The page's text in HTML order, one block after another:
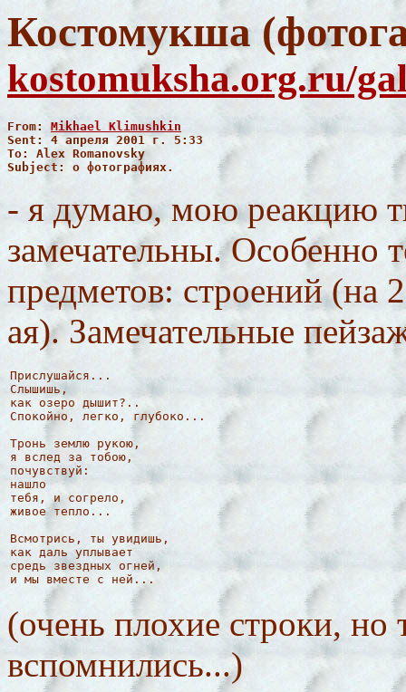
Костомукша
kostomuksha.org.ru/
From: Mikhael Klimushkin
Sent: 4 апреля 2001 г. 5:33
To: Alex Romanovsky
Subject: о фотографиях.
- я думаю, мою реакцию
замечательны. Особенно
предметов: строений (на
ая). Замечательные
Прислушайся...
Слышишь,
как озеро дышит?..
Спокойно, легко, глубоко...
Тронь землю рукою,
я вслед за тобою,
почувствуй:
нашло
тебя, и согрело,
живое тепло...
Всмотрись, ты увидишь,
как даль уплывает
средь звездных огней,
и мы вместе с ней...
(очень плохие строки,
вспомнились...)